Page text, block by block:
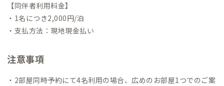
【同伴者利用料金】
・1名につき2,000円/泊
・支払方法：現地現金払い
注意事項
・2部屋同時予約にて4名利用の場合、広めのお部屋1つでのご案